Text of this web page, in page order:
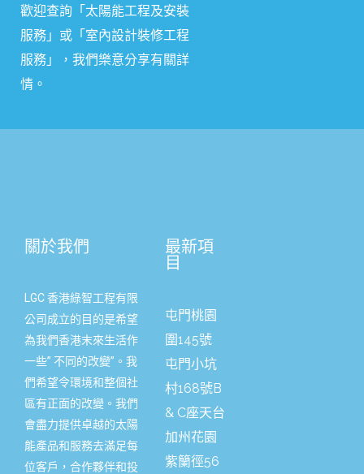
歡迎查詢「太陽能工程及安裝
服務」或 「 室內設計裝修工程
服務 」
，我們樂意分享有關詳
情。
關於我們
LGC 香港綠智工程有限
公司成立的目的是希望
為我們香港末來生活作
一些” 不同的改變”。我
們希望令環境和整個社
區有正面的改變。我們
會盡力提供卓越的太陽
能產品和服務去滿足每
位客戶，合作夥伴和投
最新項
目
屯門桃園
圍145號
屯門小坑
村168號B
& C座天台
加州花園
紫籣徑56